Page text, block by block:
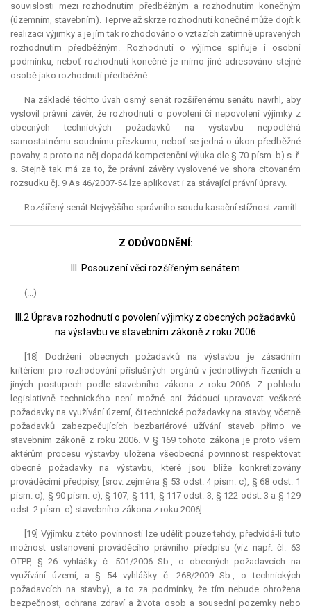
souvislosti mezi rozhodnutím předběžným a rozhodnutím konečným
(územním, stavebním). Teprve až skrze rozhodnutí konečné může dojít k
realizaci výjimky a je jím tak rozhodováno o vztazích zatímně upravených
rozhodnutím předběžným. Rozhodnutí o výjimce splňuje i osobní
podmínku, neboť rozhodnutí konečné je mimo jiné adresováno stejné
osobě jako rozhodnutí předběžné.
Na základě těchto úvah osmý senát rozšířenému senátu navrhl, aby
vyslovil právní závěr, že rozhodnutí o povolení či nepovolení výjimky z
obecných technických požadavků na výstavbu nepodléhá
samostatnému soudnímu přezkumu, neboť se jedná o úkon předběžné
povahy, a proto na něj dopadá kompetenční výluka dle § 70 písm. b) s. ř.
s. Stejně tak má za to, že právní závěry vyslovené ve shora citovaném
rozsudku čj. 9 As 46/2007-54 lze aplikovat i za stávající právní úpravy.
Rozšířený senát Nejvyššího správního soudu kasační stížnost zamítl.
Z ODŮVODNĚNÍ:
III. Posouzení věci rozšířeným senátem
(...)
III.2 Úprava rozhodnutí o povolení výjimky z obecných požadavků
na výstavbu ve stavebním zákoně z roku 2006
[18] Dodržení obecných požadavků na výstavbu je zásadním
kritériem pro rozhodování příslušných orgánů v jednotlivých řízeních a
jiných postupech podle stavebního zákona z roku 2006. Z pohledu
legislativně technického není možné ani žádoucí upravovat veškeré
požadavky na využívání území, či technické požadavky na stavby, včetně
požadavků zabezpečujících bezbariérové užívání staveb přímo ve
stavebním zákoně z roku 2006. V § 169 tohoto zákona je proto všem
aktérům procesu výstavby uložena všeobecná povinnost respektovat
obecné požadavky na výstavbu, které jsou blíže konkretizovány
prováděcími předpisy, [srov. zejména § 53 odst. 4 písm. c), § 68 odst. 1
písm. c), § 90 písm. c), § 107, § 111, § 117 odst. 3, § 122 odst. 3 a § 129
odst. 2 písm. c) stavebního zákona z roku 2006].
[19] Výjimku z této povinnosti lze udělit pouze tehdy, předvídá-li tuto
možnost ustanovení prováděcího právního předpisu (viz např. čl. 63
OTPP, § 26 vyhlášky č. 501/2006 Sb., o obecných požadavcích na
využívání území, a § 54 vyhlášky č. 268/2009 Sb., o technických
požadavcích na stavby), a to za podmínky, že tím nebude ohrožena
bezpečnost, ochrana zdraví a života osob a sousední pozemky nebo